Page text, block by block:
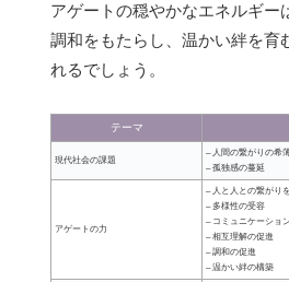
アゲートの穏やかなエネルギー
調和をもたらし、温かい絆を育
れるでしょう。
テーマ
現代社会の課題
– 人間の繋がりの希
– 孤独感の蔓延
アゲートの力
– 人と人との繋がり
– 多様性の受容
– コミュニケーショ
– 相互理解の促進
– 調和の促進
– 温かい絆の構築